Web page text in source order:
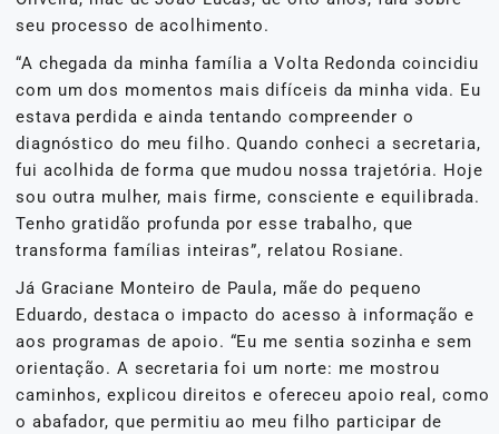
seu processo de acolhimento.
“A chegada da minha família a Volta Redonda coincidiu
com um dos momentos mais difíceis da minha vida. Eu
estava perdida e ainda tentando compreender o
diagnóstico do meu filho. Quando conheci a secretaria,
fui acolhida de forma que mudou nossa trajetória. Hoje
sou outra mulher, mais firme, consciente e equilibrada.
Tenho gratidão profunda por esse trabalho, que
transforma famílias inteiras”, relatou Rosiane.
Já Graciane Monteiro de Paula, mãe do pequeno
Eduardo, destaca o impacto do acesso à informação e
aos programas de apoio. “Eu me sentia sozinha e sem
orientação. A secretaria foi um norte: me mostrou
caminhos, explicou direitos e ofereceu apoio real, como
o abafador, que permitiu ao meu filho participar de